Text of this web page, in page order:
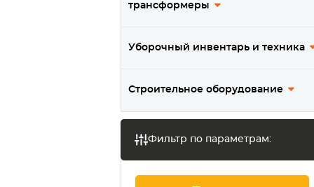
трансформеры
Уборочный инвентарь и техника
Строительное оборудование
Фильтр по параметрам: